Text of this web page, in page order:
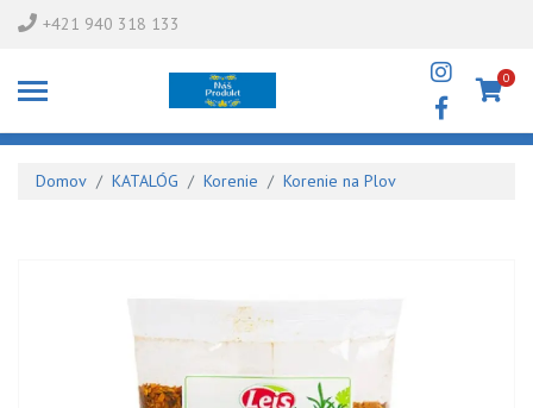
+421 940 318 133
0
Domov KATALÓG Korenie Korenie na Plov